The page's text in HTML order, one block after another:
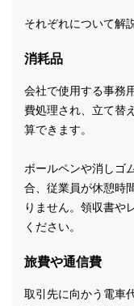
それぞれについて解
消耗品
会社で使用する事務
費処理され、立て替
算できます。
ボールペンや消しゴ
合、従業員が休憩時
りません。領収書や
ください。
旅費や通信費
取引先に向かう電車